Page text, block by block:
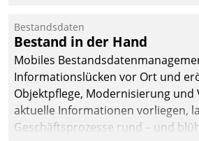
Bestandsdaten
Bestand in der Hand
Mobiles
Informationslücken vor Ort und
Objektpflege, Modernisierung und
aktuelle Informationen vorliegen,
Geschäftsprozesse rund – und